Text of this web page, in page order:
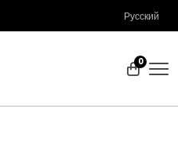
Русский
0